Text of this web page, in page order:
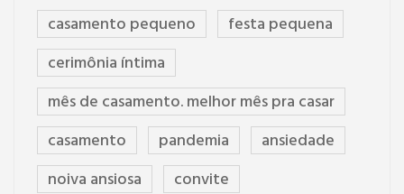
casamento pequeno
festa pequena
cerimônia íntima
mês de casamento. melhor mês pra casar
casamento
pandemia
ansiedade
noiva ansiosa
convite